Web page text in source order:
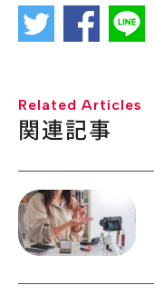
Related Articles
関連記事